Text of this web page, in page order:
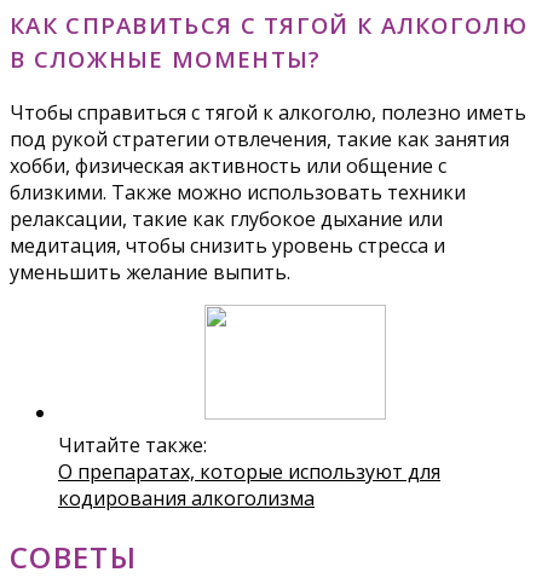
КАК СПРАВИТЬСЯ С ТЯГОЙ К АЛКОГОЛЮ
В СЛОЖНЫЕ МОМЕНТЫ?
Чтобы справиться с тягой к алкоголю, полезно иметь
под рукой стратегии отвлечения, такие как занятия
хобби, физическая активность или общение с
близкими. Также можно использовать техники
релаксации, такие как глубокое дыхание или
медитация, чтобы снизить уровень стресса и
уменьшить желание выпить.
Читайте также:
О препаратах, которые используют для
кодирования алкоголизма
СОВЕТЫ